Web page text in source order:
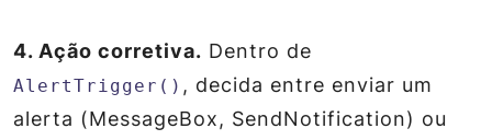
4. Ação corretiva. Dentro de
AlertTrigger() , decida entre enviar um
alerta (MessageBox, SendNotification) ou